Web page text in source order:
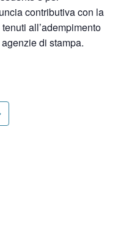
contributiva con la
all’adempimento
di stampa.